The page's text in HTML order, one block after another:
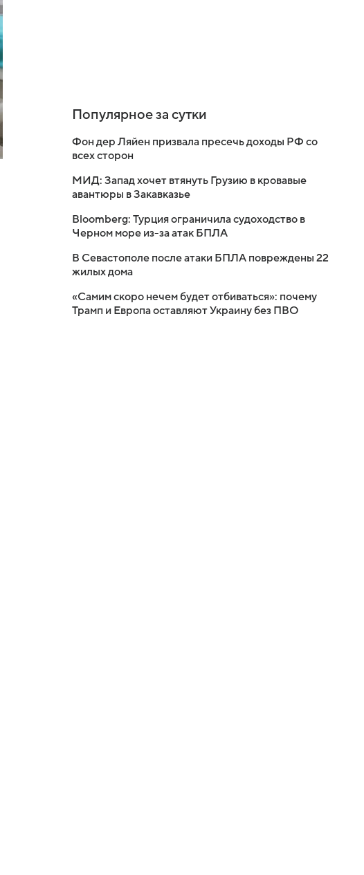
Популярное за сутки
Фон дер Ляйен призвала пресечь доходы РФ со
всех сторон
МИД: Запад хочет втянуть Грузию в кровавые
авантюры в Закавказье
Bloomberg: Турция ограничила судоходство в
Черном море из-за атак БПЛА
В Севастополе после атаки БПЛА повреждены 22
жилых дома
«Самим скоро нечем будет отбиваться»: почему
Трамп и Европа оставляют Украину без ПВО